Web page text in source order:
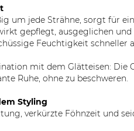
um jede Strähne, sorgt für
gepflegt, ausgeglichen
Feuchtigkeit schneller
mit dem Glätteisen: Die
Ruhe, ohne zu beschweren.
Styling
verkürzte Föhnzeit und